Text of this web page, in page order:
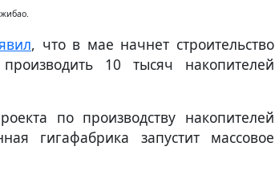
, что в мае начнет строительство
10 тысяч накопителей
по производству накопителей
гигафабрика запустит массовое